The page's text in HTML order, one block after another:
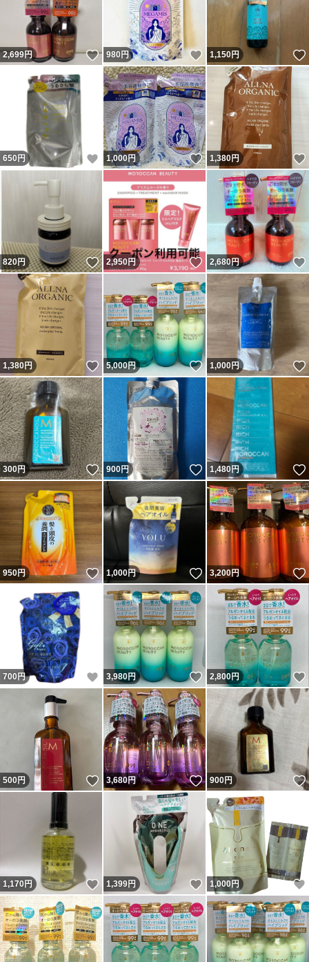
2,699円 いいね！
980円 いいね！
1,150円
650 円 いいね！
1,000円 いいね！
1,380円
820円 いいね！
2,950円 いいね！
2,680円
1,380円 いいね！
5,000円 いいね！
1,000円
300円 いいね！
900円 いいね！
1,480円
950円 いいね！
1,000円 いいね！
3,200円
700 円 いいね！
3,980円 いいね！
2,800円
500円 いいね！
3,680円 いいね！
900円
1,170円 いいね！
1,399円 いいね！
1,000 円